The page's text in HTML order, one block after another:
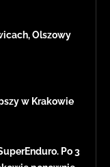
Olszowy
w Krakowie
Po 3